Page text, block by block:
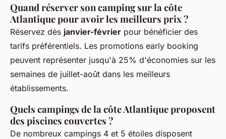
Quand réserver son camping sur la côte
Atlantique pour avoir les meilleurs prix ?
Réservez dès janvier-février pour bénéficier des
tarifs préférentiels. Les promotions early booking
peuvent représenter jusqu'à 25% d'économies sur les
semaines de juillet-août dans les meilleurs
établissements.
Quels campings de la côte Atlantique proposent
des piscines couvertes ?
De nombreux campings 4 et 5 étoiles disposent